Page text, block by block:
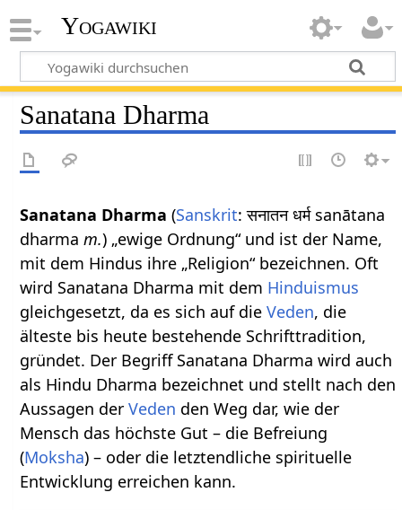
Yogawiki
Sanatana Dharma
Sanatana Dharma (Sanskrit: सनातन धर्म sanātana
dharmam.) „ewige Ordnung“ und ist der Name,
mit dem Hindus ihre „Religion“ bezeichnen. Oft
wird Sanatana Dharma mit dem Hinduismus
gleichgesetzt, da es sich auf dieVeden, die
älteste bis heute bestehende Schrifttradition,
gründet. Der Begriff Sanatana Dharma wird auch
als Hindu Dharma bezeichnet und stellt nach den
Aussagen derVeden den Weg dar, wie der
Mensch das höchste Gut – die Befreiung
(Moksha) – oder die letztendliche spirituelle
Entwicklung erreichen kann.